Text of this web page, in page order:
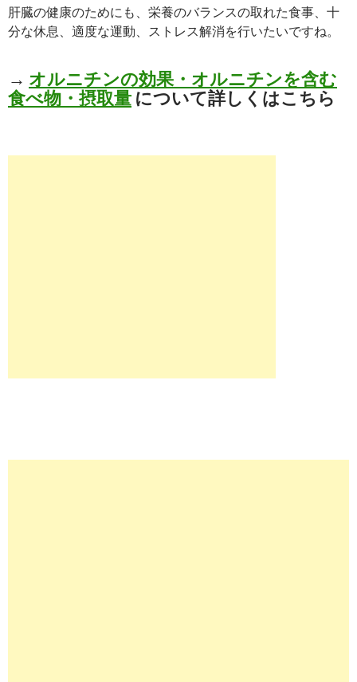
肝臓の健康のためにも、栄養のバランスの取れた食事、十
分な休息、適度な運動、ストレス解消を行いたいですね。
→ オルニチンの効果・オルニチンを含む
食べ物・摂取量 について詳しくはこちら